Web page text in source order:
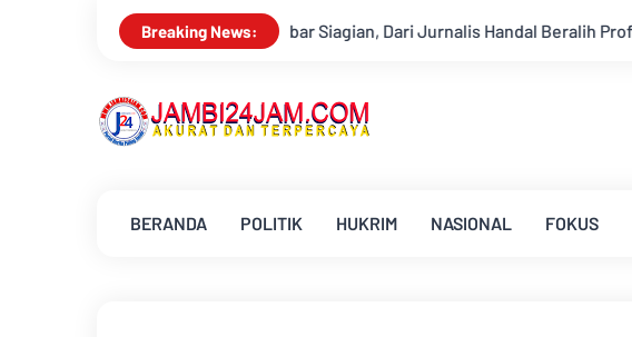
Breaking News:
Drs Sabar Siagian, Dari Jurnalis Handal Beralih Profesi Jadi Kontraktor Sukses
BERANDA POLITIK HUKRIM NASIONAL FOKUS